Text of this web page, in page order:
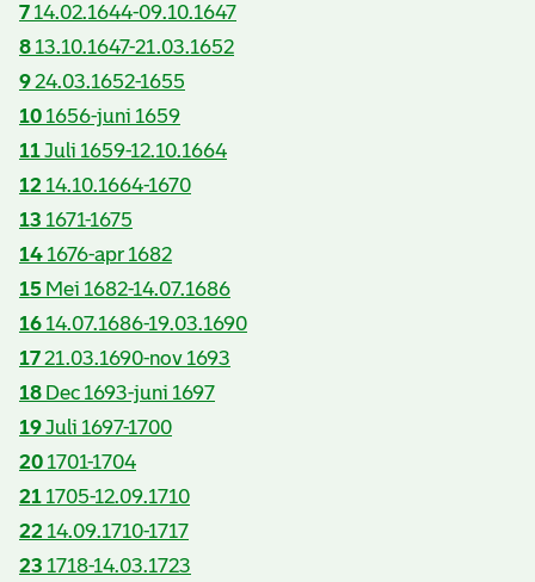
7 14.02.1644-09.10.1647
8 13.10.1647-21.03.1652
924.03.1652-1655
10 1656-juni 1659
11Juli 1659-12.10.1664
12 14.10.1664-1670
13 1671-1675
14 1676-apr 1682
15 Mei 1682-14.07.1686
16 14.07.1686-19.03.1690
1721.03.1690-nov 1693
18 Dec 1693-juni 1697
19Juli 1697-1700
20 1701-1704
21 1705-12.09.1710
22 14.09.1710-1717
23 1718-14.03.1723